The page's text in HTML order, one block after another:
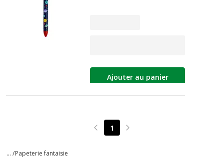
Ajouter au panier
Page précédente
1 Page suivante
... /Papeterie fantaisie